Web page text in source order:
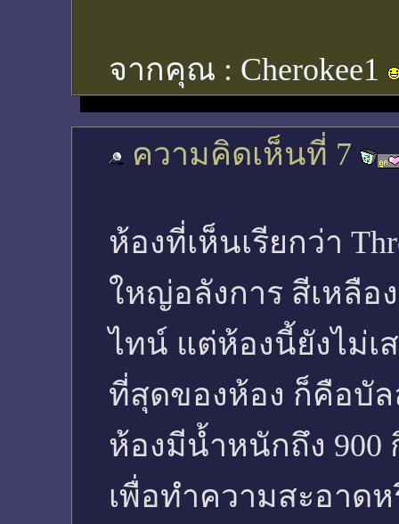
จากคุณ : Cherokee1
ความคิดเห็นที่ 7
ห้องที่เห็นเรียกว่า
ใหญ่อลังการ สีเหลื
ไทน์ แต่ห้องนี้ยังไม่
ที่สุดของห้อง ก็คือบัล
ห้องมีน้ำหนักถึง 900
เพื่อทำความสะอาด